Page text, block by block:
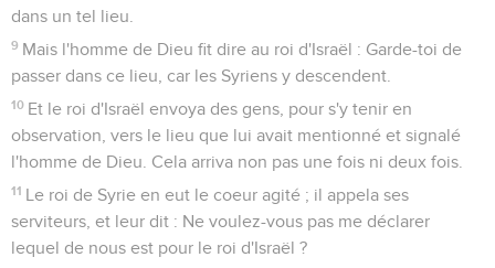
dans un tel lieu.
9 Mais l'homme de Dieu fit dire au roi d'Israël : Garde-toi de
passer dans ce lieu, car les Syriens y descendent.
10 Et le roi d'Israël envoya des gens, pour s'y tenir en
observation, vers le lieu que lui avait mentionné et signalé
l'homme de Dieu. Cela arriva non pas une fois ni deux fois.
11 Le roi de Syrie en eut le coeur agité ; il appela ses
serviteurs, et leur dit : Ne voulez-vous pas me déclarer
lequel de nous est pour le roi d'Israël ?